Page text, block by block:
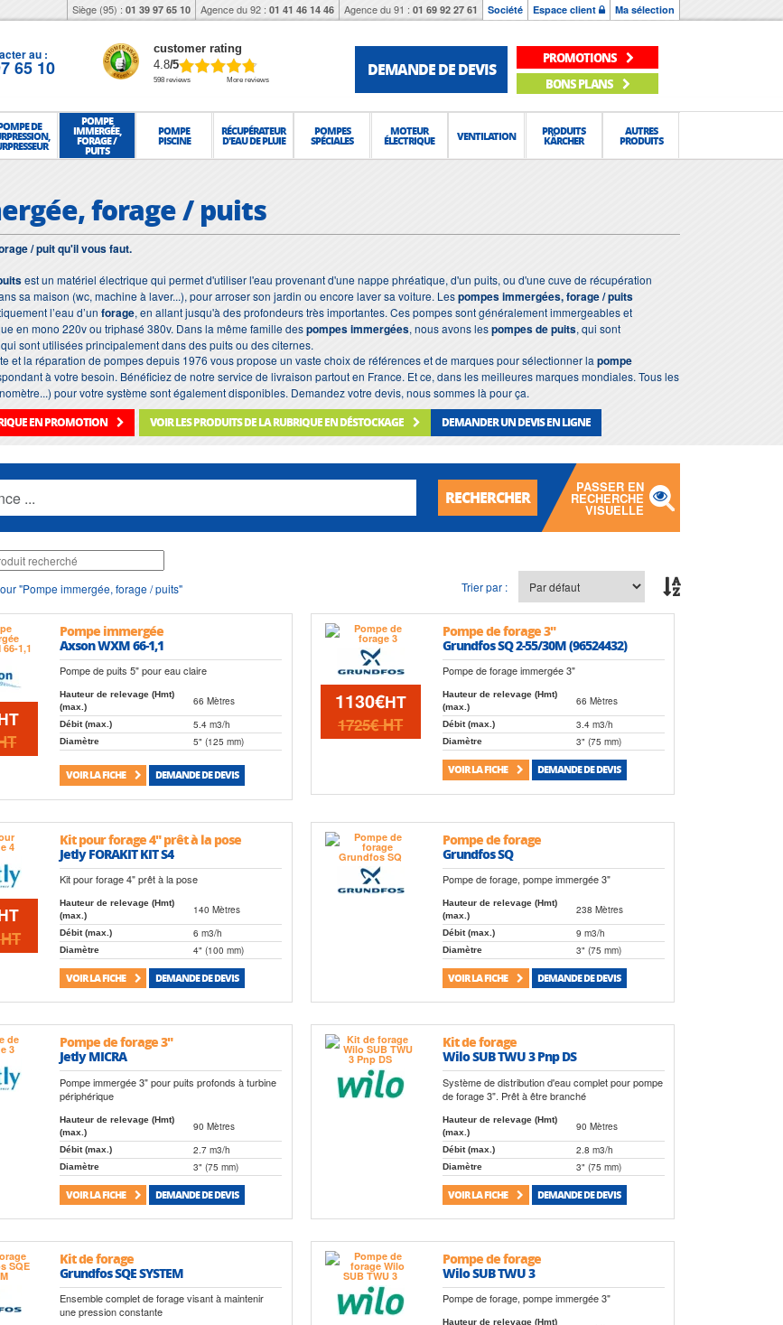
Siège (95) : 01 39 97 65 10 Agence du 92 : 01 41 46 14 46 Agence du 91 : 01 69 92 27 61 Société Espace client Ma sélection
au :
65 10
customer rating
4.8/5
598 reviews More reviews
DEMANDE DE DEVIS
PROMOTIONS
BONS PLANS
DE POMPE
IMMERGÉE,
FORAGE /
PUITS
POMPE
PISCINE
RÉCUPÉRATEUR
D'EAU DE PLUIE
POMPES
SPÉCIALES
MOTEUR
ÉLECTRIQUE VENTILATION PRODUITS
KÄRCHER
AUTRES
PRODUITS
forage / puits
/ puit qu'il vous faut.
est un matériel électrique qui permet d'utiliser l'eau provenant d'une nappe phréatique, d'un puits, ou d'une cuve de récupération
sa maison (wc, machine à laver...), pour arroser son jardin ou encore laver sa voiture. Lespompes immergées, forage / puits
l’eau d’un forage, en allant jusqu'à des profondeurs très importantes. Ces pompes sont généralement immergeables et
en mono 220v ou triphasé 380v. Dans la même famille despompes immergées, nous avons lespompes de puits, qui sont
sont utilisées principalement dans des puits ou des citernes.
et la réparation de pompes depuis 1976 vous propose un vaste choix de références et de marques pour sélectionner la pompe
à votre besoin. Bénéficiez de notre service de livraison partout en France. Et ce, dans les meilleures marques mondiales. Tous les
pour votre système sont également disponibles. Demandez votre devis, nous sommes là pour ça.
EN PROMOTION
VOIR LES PRODUITS DE LA RUBRIQUE EN DÉSTOCKAGE DEMANDER UN DEVIS EN LIGNE
RECHERCHER
PASSER EN
RECHERCHE
VISUELLE
"Pompe immergée, forage / puits" Trier par :
Pompe immergée
Axson WXM 66-1,1
Pompe de puits 5" pour eau claire
Hauteur de relevage (Hmt)
(max.)
66 Mètres
Débit (max.) 5.4 m3/h
Diamètre 5" (125 mm)
VOIR LA FICHE DEMANDE DE DEVIS
1130€HT
1725€HT
Pompe de forage 3"
Grundfos SQ 2-55/30M (96524432)
Pompe de forage immergée 3"
Hauteur de relevage (Hmt)
(max.)
66 Mètres
Débit (max.) 3.4 m3/h
Diamètre 3" (75 mm)
VOIR LA FICHE DEMANDE DE DEVIS
Kit pour forage 4" prêt à la pose
Jetly FORAKIT KIT S4
Kit pour forage 4" prêt à la pose
Hauteur de relevage (Hmt)
(max.)
140 Mètres
Débit (max.) 6 m3/h
Diamètre 4" (100 mm)
VOIR LA FICHE DEMANDE DE DEVIS
Pompe de forage
Grundfos SQ
Pompe de forage, pompe immergée 3"
Hauteur de relevage (Hmt)
(max.)
238 Mètres
Débit (max.) 9 m3/h
Diamètre 3" (75 mm)
VOIR LA FICHE DEMANDE DE DEVIS
Pompe de forage 3"
Jetly MICRA
Pompe immergée 3" pour puits profonds à turbine
périphérique
Hauteur de relevage (Hmt)
(max.)
90 Mètres
Débit (max.) 2.7 m3/h
Diamètre 3" (75 mm)
VOIR LA FICHE DEMANDE DE DEVIS
Kit de forage
Wilo SUB TWU 3 Pnp DS
Système de distribution d'eau complet pour pompe
de forage 3". Prêt à être branché
Hauteur de relevage (Hmt)
(max.)
90 Mètres
Débit (max.) 2.8 m3/h
Diamètre 3" (75 mm)
VOIR LA FICHE DEMANDE DE DEVIS
Kit de forage
Grundfos SQE SYSTEM
Ensemble complet de forage visant à maintenir
une pression constante
Pompe de forage
Wilo SUB TWU 3
Pompe de forage, pompe immergée 3"
Hauteur de relevage (Hmt)